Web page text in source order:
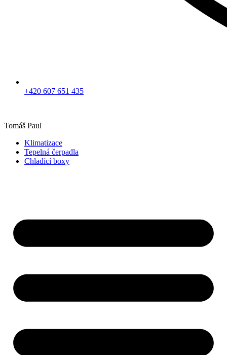
+420 607 651 435
Tomáš Paul
Klimatizace
Tepelná čerpadla
Chladící boxy